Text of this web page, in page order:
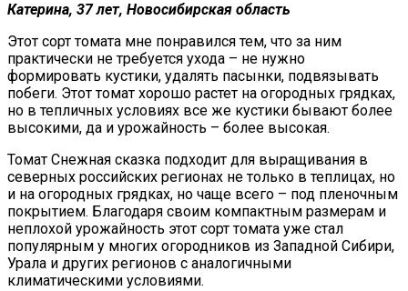
Катерина, 37 лет, Новосибирская область
Этот сорт томата мне понравился тем, что за ним
практически не требуется ухода – не нужно
формировать кустики, удалять пасынки, подвязывать
побеги. Этот томат хорошо растет на огородных грядках,
но в тепличных условиях все же кустики бывают более
высокими, да и урожайность – более высокая.
Томат Снежная сказка подходит для выращивания в
северных российских регионах не только в теплицах, но
и на огородных грядках, но чаще всего – под пленочным
покрытием. Благодаря своим компактным размерам и
неплохой урожайность этот сорт томата уже стал
популярным у многих огородников из Западной Сибири,
Урала и других регионов с аналогичными
климатическими условиями.